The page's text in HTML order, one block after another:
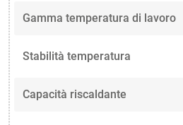
Gamma temperatura di lavoro
Stabilità temperatura
Capacità riscaldante